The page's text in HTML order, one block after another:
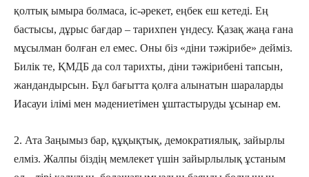
қолтық ымыра болмаса, іс-әрекет, еңбек еш кетеді. Ең
бастыcы, дұрыс бағдар – тарихпен үндесу. Қазақ жаңа ғана
мұсылман болған ел емес. Оны біз «діни тәжірибе» дейміз.
Билік те, ҚМДБ да сол тарихты, діни тәжірибені тапсын,
жандандырсын. Бұл бағытта қолға алынатын шараларды
Иасауи ілімі мен мәдениетімен ұштастыруды ұсынар ем.
2. Ата Заңымыз бар, құқықтық, демократиялық, зайырлы
елміз. Жалпы біздің мемлекет үшін зайырлылық ұстаным